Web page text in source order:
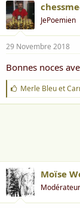
JePoemien
29 Novembre 2018
Bonnes noces
J
'
a
Merle Bleuet
Moïse
Modérateur